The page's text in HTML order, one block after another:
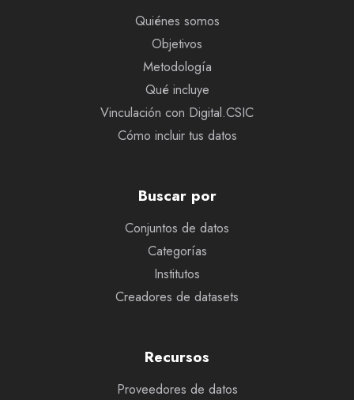
Quiénes somos
Objetivos
Metodología
Qué incluye
Vinculación con Digital.CSIC
Cómo incluir tus datos
Buscar por
Conjuntos de datos
Categorías
Institutos
Creadores de datasets
Recursos
Proveedores de datos